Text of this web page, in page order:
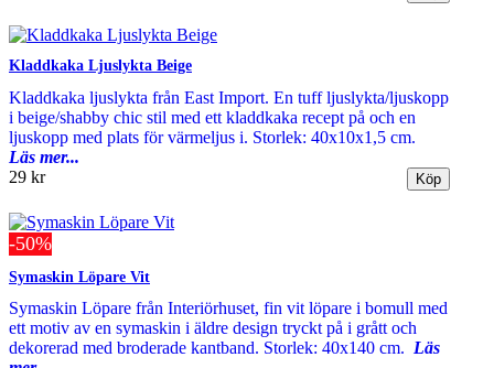
Kladdkaka Ljuslykta Beige
Kladdkaka ljuslykta från East Import. En tuff ljuslykta/ljuskopp
i beige/shabby chic stil med ett kladdkaka recept på och en
ljuskopp med plats för värmeljus i. Storlek: 40x10x1,5 cm.
Läs mer...
29 kr
-50%
Symaskin Löpare Vit
Symaskin Löpare från Interiörhuset, fin vit löpare i bomull med
ett motiv av en symaskin i äldre design tryckt på i grått och
dekorerad med broderade kantband. Storlek: 40x140 cm. Läs